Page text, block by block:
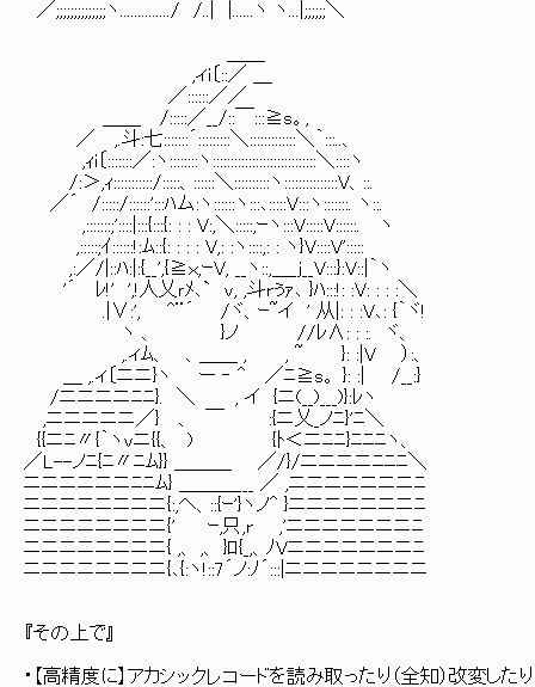
／;;;;;;;;;;;;;;ヽ............../ /..| |......ヽ ヽ...|;;;;;;＼
,ィi〔::／ ＿
／::::::／／
＿＿ /:::::／__/::￣:::≧s。,
／ ,.斗:七:::::::´:::::::::＼:::::::::::::＼｀:::..、
,ｨi〔:::::::／:ヽ::::::::ヽ:::::::::::::::::::::::::::::＼::::ヽ
/:＞,ｨ:::::::::::/:::::、::::::＼::::::::::ヽ:::::::::::::::V、::.
／´ /:::::/::::::':::ﾊム:ヽ::::::ヽ:::､:::::V:::ヽ:::::::. ヽ::.
,:::::::;'::::|:::{:::{: : : V:,＼:::::,ｰヽ:::V:::::V::::::. ヽ
,:::::;ｲ::::::!:ﾑ::{: : : : V,: :ヽ::::,: : ヽ}V::::V':::::
,:／/|::ﾊ:|:{__',{≧ｘ,ｰV, __ヽ::,＿_ｊ__V:::}:V::|｀ヽ
'´ ﾚ!' ',!人乂ｒﾒ､` ｖ, ,斗rぅｧ､ }ﾊ:::!: :V: : : :＼
.|∨:', ^¨´ /ヾ、ｰ~イ ' 从|: : :V､: {｀ヾ!
ヽ 、 }ノ //ﾚ∧: : :. ヾ、
,.ィﾑ、 、＿＿ , , ~ }: :|V ）:、
＿ ,.ィ〔ニニ}ヽ ー ‐ ^ ／ﾆ≧s。 }: :| /__:}
/ニニニニﾆﾆ}. ＼ , イ {ニ(__)___)}:ﾚヽ
,ニニニニニ／} 、 ￣ :{ニ乂_ノﾆ}'ﾆ＼
{{ニﾆ〃{｀ヽｖニ{{、 ) {ﾄ＜ニﾆﾆ}ﾆﾆﾆヽ、
／L--ノﾆ{ﾆ〃ﾆﾑ}} ＿＿＿ ／/}/ニニニニﾆﾆﾆ＼
ニニニニニニﾆﾆﾑ} ＿＿＿___ ／ ,ニニニニニニニﾆ
ニニニニニニニニ{:,ヘ、::{ｰ'}ヽノ^ }ニニニニニニニﾆ
ニニニニニニニニ{' ｰ,只,r ,'ニニニニニニニﾆ
ニニニニニニニニ{ ,、 ,、 }ﾛ{_,、ﾉVニニニニニニニﾆ
ニニニニニニニニ{､{:ヽ!::7´ノ:ﾉ´:::|ニニニニニニニニ
『その上で』
・【高精度に】アカシックレコードを読み取ったり（全知）改変した